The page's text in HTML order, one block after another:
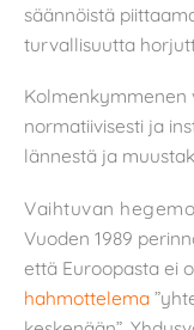
säännöistä
turvallisuutta
normatiivisesti ja
lännestä ja
Vaihtuvan
Vuoden 1989
että Euroopasta ei
hahmottelema